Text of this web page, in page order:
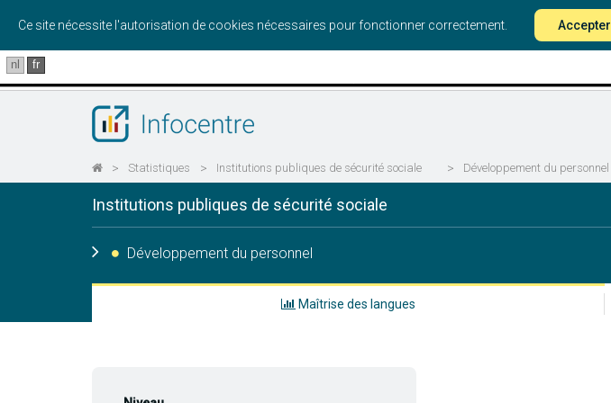
Ce site nécessite l'autorisation de cookies nécessaires pour fonctionner correctement. Accepter
nl fr
> Statistiques > Institutions publiques de sécurité sociale > Développement du personnel
Institutions publiques de sécurité sociale
Développement du personnel
Maîtrise des langues